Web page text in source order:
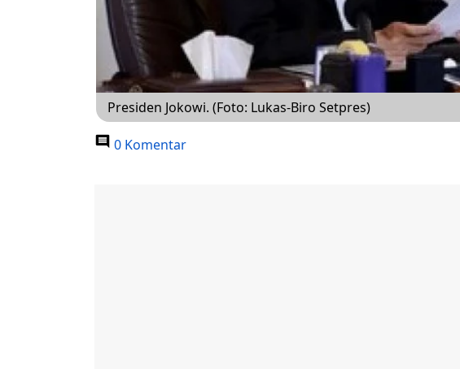
Presiden Jokowi. (Foto: Lukas-Biro Setpres)
0 Komentar